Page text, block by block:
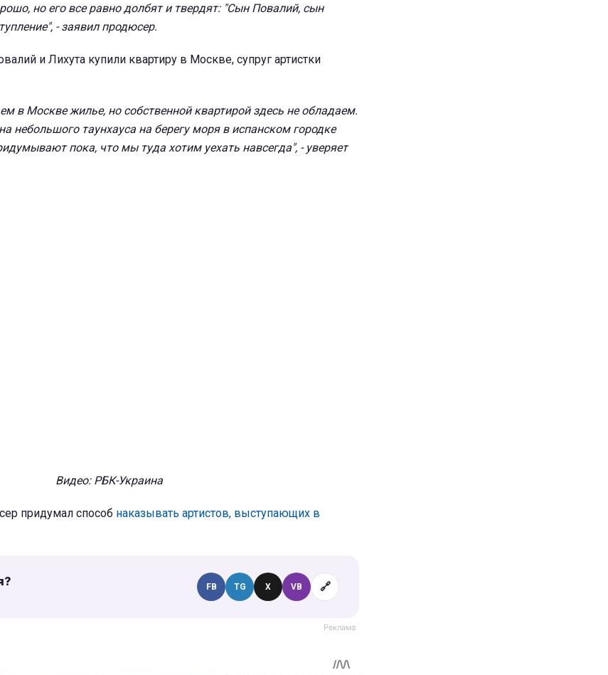
но его все равно долбят и твердят: "Сын Повалий, сын
- заявил продюсер.
и Лихута купили квартиру в Москве, супруг артистки
в Москве жилье, но собственной квартирой здесь не обладаем.
небольшого таунхауса на берегу моря в испанском городке
пока, что мы туда хотим уехать навсегда", - уверяет
Видео: РБК-Украина
придумал способ наказывать артистов, выступающих в
FB TG X VB 🔗